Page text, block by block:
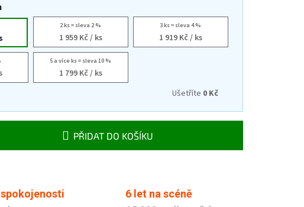
2 ks = sleva 2 %
1 959 Kč/ ks
3 ks = sleva 4 %
1 919 Kč/ ks
5 a více ks = sleva 10 %
1 799 Kč/ ks
Ušetříte 0 Kč
PŘIDAT DO KOŠÍKU
6 let na scéně